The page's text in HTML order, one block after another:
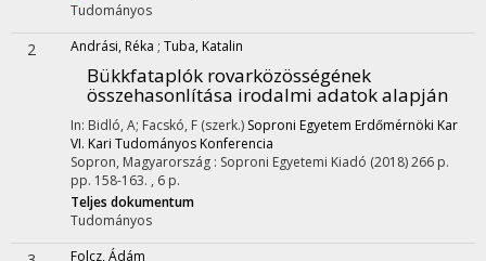
Tudományos
2 Andrási, Réka ; Tuba, Katalin
Bükkfataplók rovarközösségének
összehasonlítása irodalmi adatok alapján
In: Bidló, A; Facskó, F (szerk.) Soproni Egyetem Erdőmérnöki Kar
VI. Kari Tudományos Konferencia
Sopron, Magyarország : Soproni Egyetemi Kiadó (2018)266 p.
pp. 158-163. , 6 p.
Teljes dokumentum
Tudományos
Folcz, Ádám